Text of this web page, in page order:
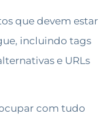
que devem estar
incluindo tags
e URLs
com tudo